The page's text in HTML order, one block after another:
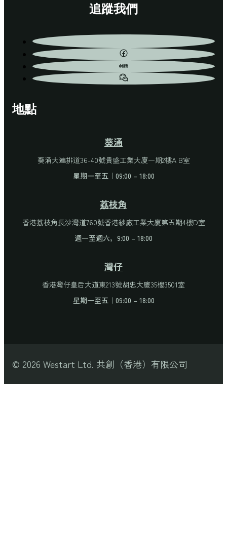
追蹤我們
地點
葵涌
葵涌大連排道36-40號貴盛工業大廈一期2樓A B室
星期一至五｜09:00 – 18:00
荔枝角
香港荔枝角長沙灣道760號香港紗廠工業大廈第五期4樓D室
週一至週六，9:00 – 18:00
灣仔
香港灣仔皇后大道東213號胡忠大廈35樓3501室
星期一至五｜09:00 – 18:00
© 2026 Westart Ltd. 共創（香港）有限公司